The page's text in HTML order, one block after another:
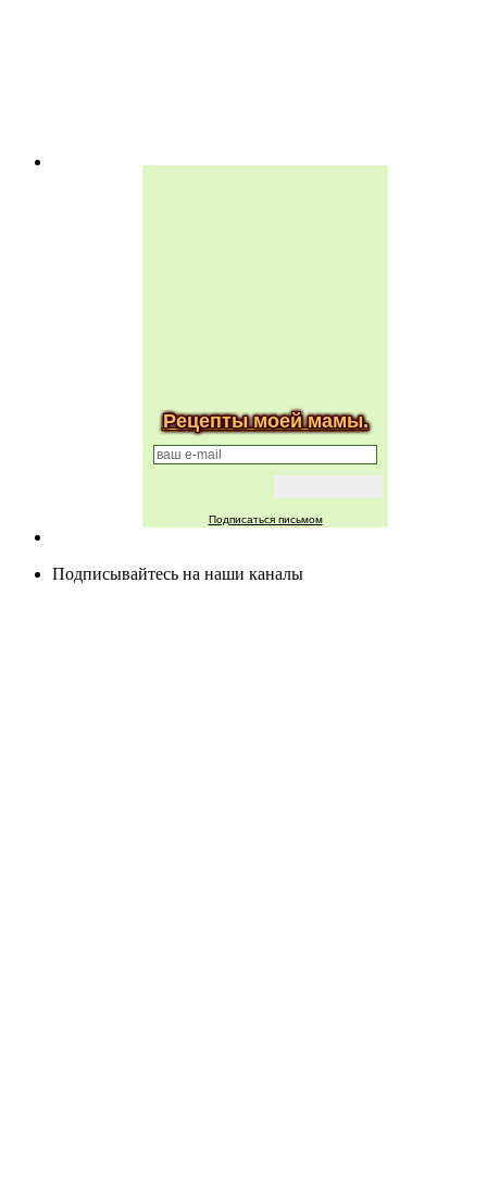
Рецепты моей мамы.
Подписаться письмом
Подписывайтесь на наши каналы